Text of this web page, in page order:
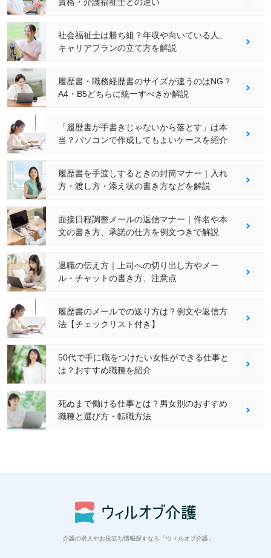
社会福祉士は勝ち組？年収や向いている人、
キャリアプランの立て方を解説
履歴書・職務経歴書のサイズが違うのはNG？
A4・B5どちらに統一すべきか解説
「履歴書が手書きじゃないから落とす」は本
当？パソコンで作成してもよいケースを紹介
履歴書を手渡しするときの封筒マナー｜入れ
方・渡し方・添え状の書き方などを解説
面接日程調整メールの返信マナー｜件名や本
文の書き方、承諾の仕方を例文つきで解説
退職の伝え方｜上司への切り出し方やメー
ル・チャットの書き方、注意点
履歴書のメールでの送り方は？例文や返信方
法【チェックリスト付き】
50代で手に職をつけたい女性ができる仕事と
は？おすすめ職種を紹介
死ぬまで働ける仕事とは？男女別のおすすめ
職種と選び方・転職方法
介護の求人やお役立ち情報探すなら「ウィルオブ介護」